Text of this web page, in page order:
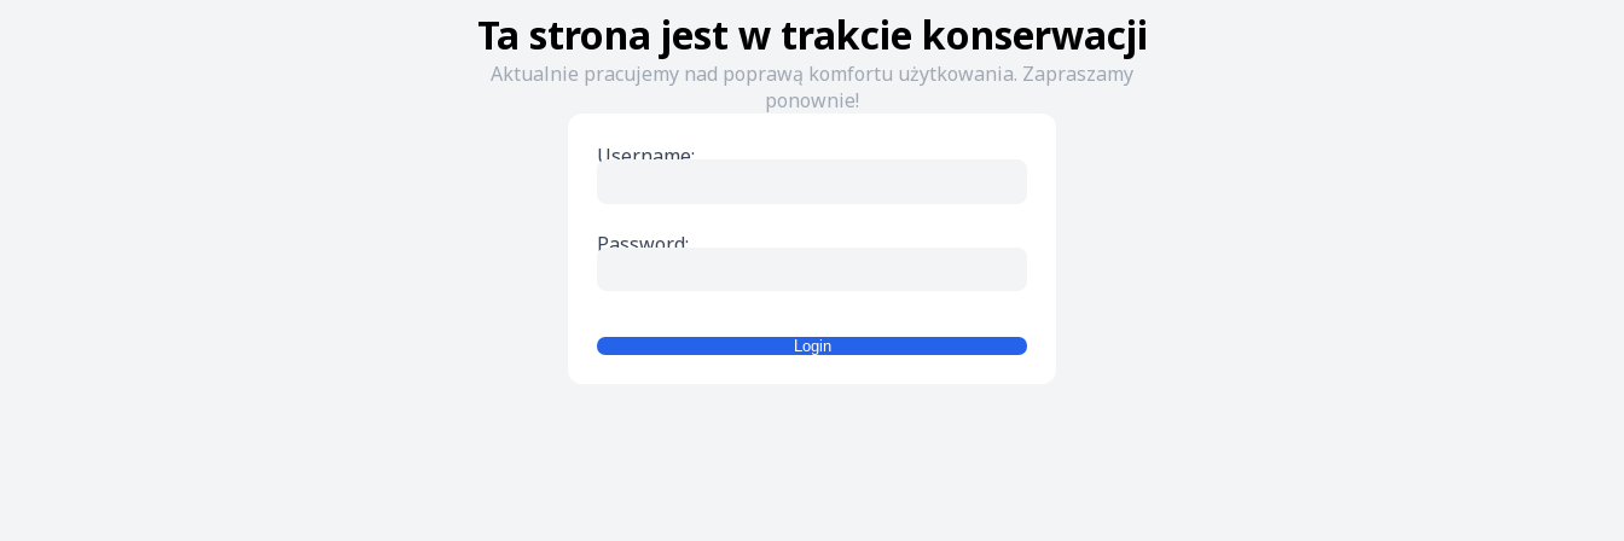
Ta strona jest w trakcie konserwacji
Aktualnie pracujemy nad poprawą komfortu użytkowania. Zapraszamy
ponownie!
Username:
Password:
Login